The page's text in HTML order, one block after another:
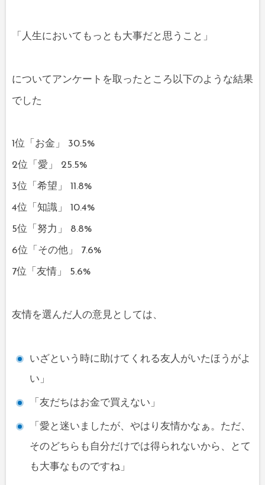
「人生においてもっとも大事だと思うこと」
についてアンケートを取ったところ以下のような結果
でした
1位「お金」 30.5%
2位「愛」 25.5%
3位「希望」 11.8%
4位「知識」 10.4%
5位「努力」 8.8%
6位「その他」 7.6%
7位「友情」 5.6%
友情を選んだ人の意見としては、
いざという時に助けてくれる友人がいたほうがよ
い」
「友だちはお金で買えない」
「愛と迷いましたが、やはり友情かなぁ。ただ、
そのどちらも自分だけでは得られないから、とて
も大事なものですね」